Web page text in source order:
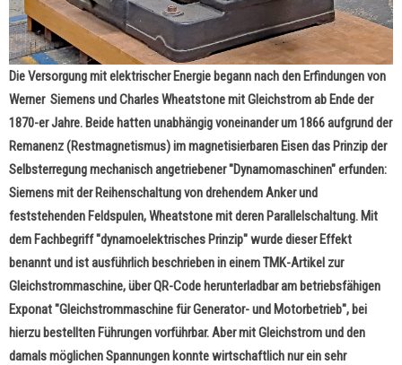
Die Versorgung mit elektrischer Energie begann nach den Erfindungen von
Werner Siemens und Charles Wheatstone mit Gleichstrom ab Ende der
1870-er Jahre. Beide hatten unabhängig voneinander um 1866 aufgrund der
Remanenz (Restmagnetismus) im magnetisierbaren Eisen das Prinzip der
Selbsterregung mechanisch angetriebener "Dynamomaschinen" erfunden:
Siemens mit der Reihenschaltung von drehendem Anker und
feststehenden Feldspulen, Wheatstone mit deren Parallelschaltung. Mit
dem Fachbegriff "dynamoelektrisches Prinzip" wurde dieser Effekt
benannt und ist ausführlich beschrieben in einem TMK-Artikel zur
Gleichstrommaschine, über QR-Code herunterladbar am betriebsfähigen
Exponat "Gleichstrommaschine für Generator- und Motorbetrieb", bei
hierzu bestellten Führungen vorführbar. Aber mit Gleichstrom und den
damals möglichen Spannungen konnte wirtschaftlich nur ein sehr